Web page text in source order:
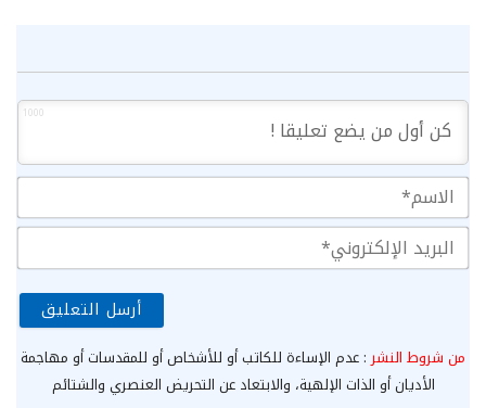
1000
من شروط النشر: عدم الإساءة للكاتب أو للأشخاص أو للمقدسات أو مهاجمة
الأديان أو الذات الإلهية، والابتعاد عن التحريض العنصري والشتائم